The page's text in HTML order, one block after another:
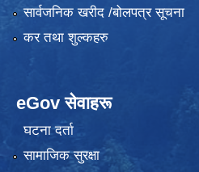
सार्वजनिक खरीद /बोलपत्र सूचना
कर तथा शुल्कहरु
eGov सेवाहरू
घटना दर्ता
सामाजिक सुरक्षा